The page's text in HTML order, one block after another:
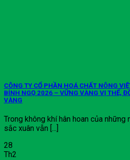
CÔNG TY CỔ PHẦN HOÁ CHẤT NÔNG
BÍNH NGỌ 2026 – VỮNG VÀNG VỊ THẾ,
VÀNG
Trong không khí hân hoan của những
sắc xuân vẫn [...]
28
Th2